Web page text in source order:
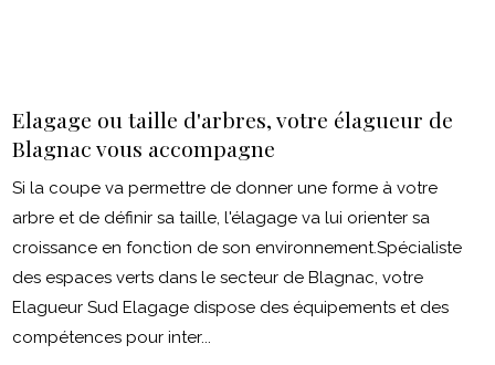
Elagage ou taille d'arbres, votre élagueur de
Blagnac vous accompagne
Si la coupe va permettre de donner une forme à votre
arbre et de définir sa taille, l'élagage va lui orienter sa
croissance en fonction de son environnement.Spécialiste
des espaces verts dans le secteur de Blagnac, votre
Elagueur Sud Elagage dispose des équipements et des
compétences pour inter...